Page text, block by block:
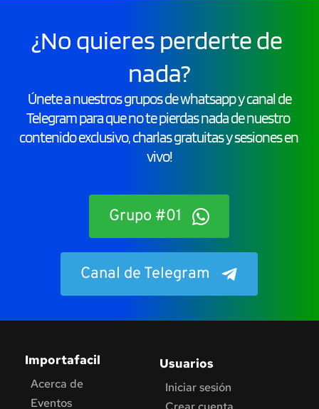
¿No quieres perderte de
nada?
Telegram para que no te pierdas nada de nuestro
contenido exclusivo, charlas gratuitas y sesiones en
vivo!
Grupo #01
Canal de Telegram
Importafacil
Acerca de
Eventos
Usuarios
Iniciar sesión